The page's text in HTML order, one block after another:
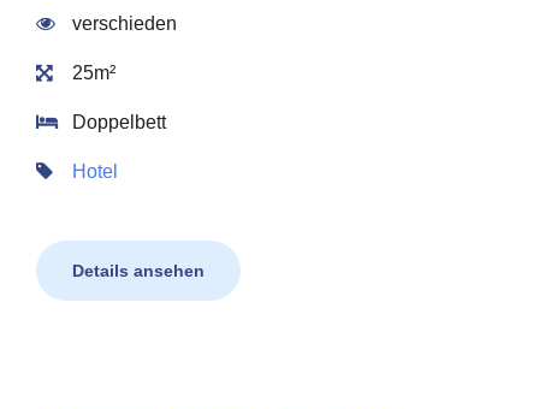
verschieden
25m²
Doppelbett
Hotel
Details ansehen